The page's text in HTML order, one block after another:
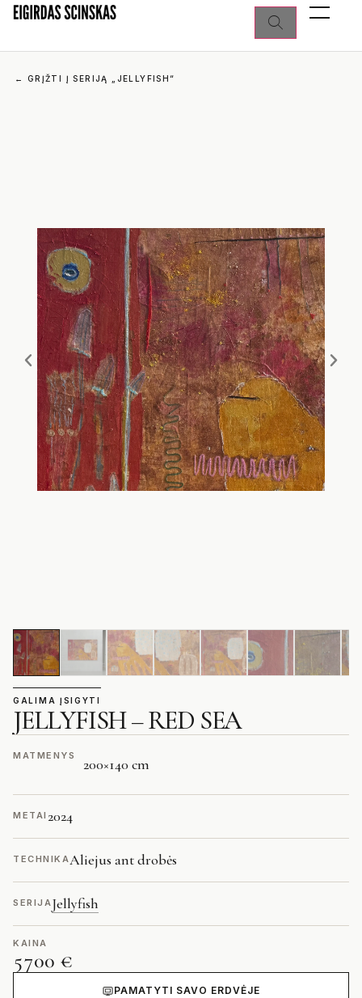
← GRĮŽTI Į SERIJĄ „JELLYFISH“
GALIMA ĮSIGYTI
JELLYFISH – RED SEA
MATMENYS 200×140 cm
METAI 2024
TECHNIKAAliejus ant drobės
SERIJAJellyfish
KAINA
5700 €
PAMATYTI SAVO ERDVĖJE